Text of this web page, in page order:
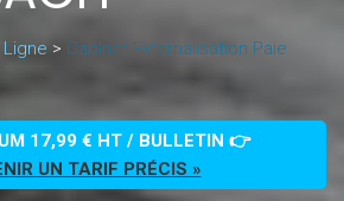
> Cabinet Externalisation Paie
17,99 € HT / BULLETIN 👉
UN TARIF PRÉCIS »